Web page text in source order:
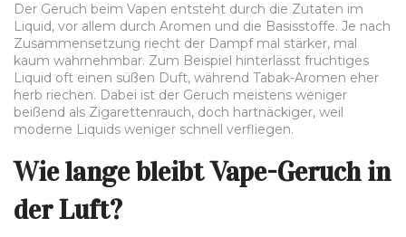
Der Geruch beim Vapen entsteht durch die Zutaten im
Liquid, vor allem durch Aromen und die Basisstoffe. Je nach
Zusammensetzung riecht der Dampf mal stärker, mal
kaum wahrnehmbar. Zum Beispiel hinterlässt fruchtiges
Liquid oft einen süßen Duft, während Tabak-Aromen eher
herb riechen. Dabei ist der Geruch meistens weniger
beißend als Zigarettenrauch, doch hartnäckiger, weil
moderne Liquids weniger schnell verfliegen.
Wie lange bleibt Vape-Geruch in
der Luft?